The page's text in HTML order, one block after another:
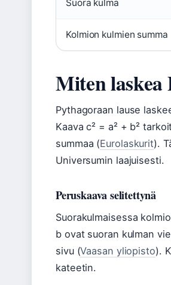
Suora kulma
Kolmion kulmien summa
Miten laskea
Pythagoraan lause
Kaava c² = a² + b²
summaa (Eurolaskurit).
Universumin laajuisesti.
Peruskaava selitettynä
Suorakulmaisessa
b ovat suoran kulman
sivu (Vaasan yliopisto).
kateetin.